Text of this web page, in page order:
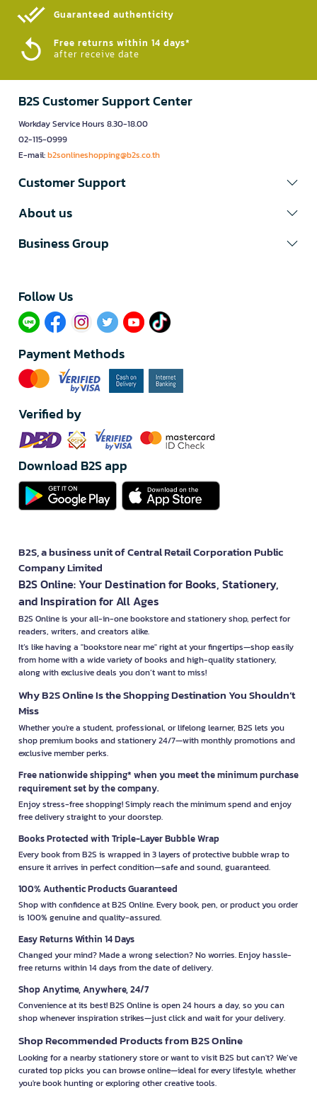
Guaranteed authenticity​
Free returns within 14 days*
after receive date
B2S Customer Support Center
Workday Service Hours 8.30-18.00
02-115-0999
E-mail:b2sonlineshopping@b2s.co.th
Customer Support
About us
Business Group
Follow Us​
Payment Methods
Verified by
Download B2S app
B2S, a business unit of Central Retail Corporation Public
Company Limited
B2S Online: Your Destination for Books, Stationery,
and Inspiration for All Ages
B2S Online is your all-in-one bookstore and stationery shop, perfect for
readers, writers, and creators alike.
It’s like having a "bookstore near me" right at your fingertips—shop easily
from home with a wide variety of books and high-quality stationery,
along with exclusive deals you don’t want to miss!
Why B2S Online Is the Shopping Destination You Shouldn’t
Miss
Whether you're a student, professional, or lifelong learner, B2S lets you
shop premium books and stationery 24/7—with monthly promotions and
exclusive member perks.
Free nationwide shipping* when you meet the minimum purchase
requirement set by the company.
Enjoy stress-free shopping! Simply reach the minimum spend and enjoy
free delivery straight to your doorstep.
Books Protected with Triple-Layer Bubble Wrap
Every book from B2S is wrapped in 3 layers of protective bubble wrap to
ensure it arrives in perfect condition—safe and sound, guaranteed.
100% Authentic Products Guaranteed
Shop with confidence at B2S Online. Every book, pen, or product you order
is 100% genuine and quality-assured.
Easy Returns Within 14 Days
Changed your mind? Made a wrong selection? No worries. Enjoy hassle-
free returns within 14 days from the date of delivery.
Shop Anytime, Anywhere, 24/7
Convenience at its best! B2S Online is open 24 hours a day, so you can
shop whenever inspiration strikes—just click and wait for your delivery.
Shop Recommended Products from B2S Online
Looking for a nearby stationery store or want to visit B2S but can't? We’ve
curated top picks you can browse online—ideal for every lifestyle, whether
you're book hunting or exploring other creative tools.